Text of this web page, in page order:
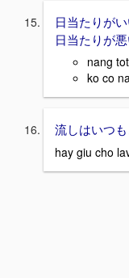
日当たりが
日当たりが
nang tot
ko co
流しはいつ
hay giu cho